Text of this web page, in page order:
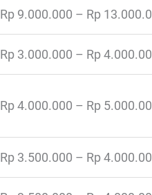
Rp 9.000.000 – Rp
Rp 3.000.000 – Rp
Rp 4.000.000 – Rp
Rp 3.500.000 – Rp